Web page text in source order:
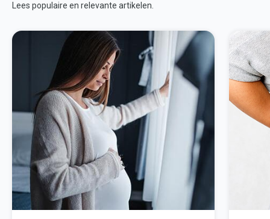
Lees populaire en relevante artikelen.